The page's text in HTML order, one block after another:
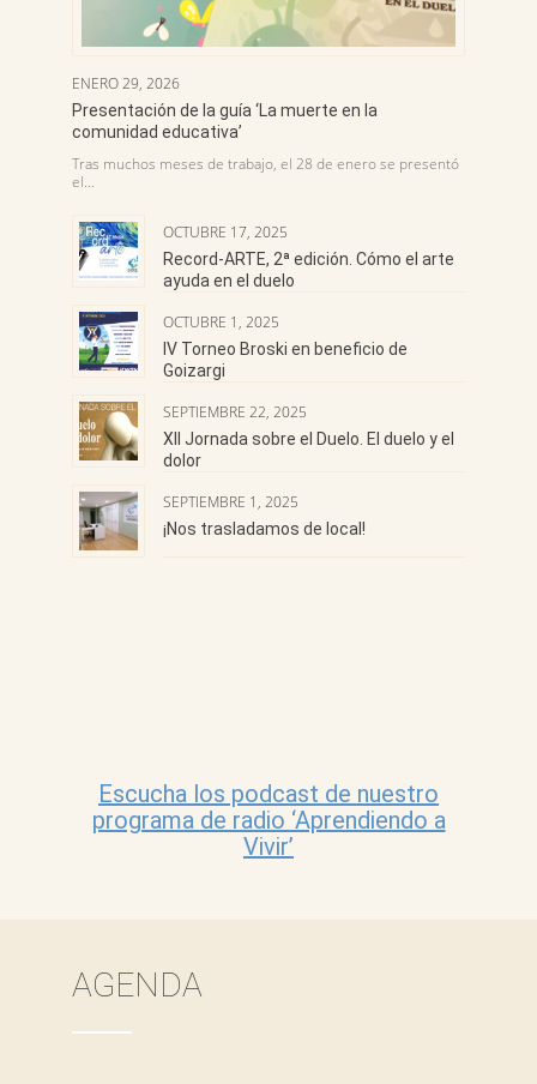
ENERO 29, 2026
Presentación de la guía ‘La muerte en la
comunidad educativa’
Tras muchos meses de trabajo, el 28 de enero se presentó
el…
OCTUBRE 17, 2025
Record-ARTE, 2ª edición. Cómo el arte
ayuda en el duelo
OCTUBRE 1, 2025
IV Torneo Broski en beneficio de
Goizargi
SEPTIEMBRE 22, 2025
XII Jornada sobre el Duelo. El duelo y el
dolor
SEPTIEMBRE 1, 2025
¡Nos trasladamos de local!
Escucha los podcast de nuestro
programa de radio ‘Aprendiendo a
Vivir’
AGENDA